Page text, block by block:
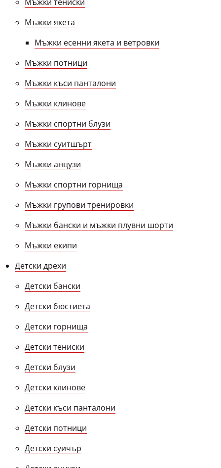
Мъжки якета
Мъжки есенни якета и ветровки
Мъжки потници
Мъжки къси панталони
Мъжки клинове
Мъжки спортни блузи
Мъжки суитшърт
Мъжки анцузи
Мъжки спортни горнища
Мъжки групови тренировки
Мъжки бански и мъжки плувни шорти
Мъжки екипи
Детски дрехи
Детски бански
Детски бюстиета
Детски горнища
Детски тениски
Детски блузи
Детски клинове
Детски къси панталони
Детски потници
Детски суичър